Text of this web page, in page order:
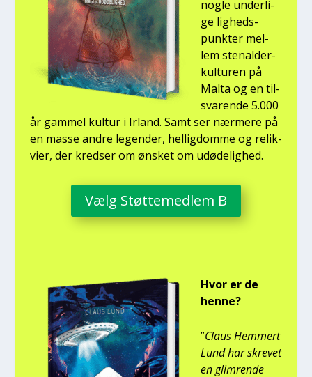
nog­le under­li­
ge lig­heds­
punk­ter mel­
lem ste­nal­der­
kul­tu­ren på
Mal­ta og en til­
sva­ren­de 5.000
år gam­mel kul­tur i Irland. Samt ser nær­me­re på
en mas­se andre legen­der, hel­lig­dom­me og relik­
vi­er, der kred­ser om ønsket om udø­de­lig­hed.
Vælg Støt­te­med­lem B
Hvor er de
hen­ne?
”Claus Hem­mert
Lund har skre­vet
en glim­ren­de